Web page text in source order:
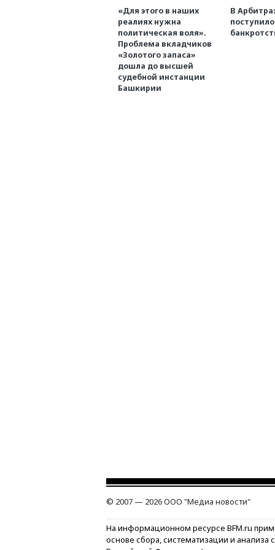
«Для этого в наших
реалиях нужна
политическая воля».
Проблема вкладчиков
«Золотого запаса»
дошла до высшей
судебной инстанции
Башкирии
В
© 2007 — 2026 ООО "Медиа новости"
На информационном ресурсе BFM.ru
основе сбора, систематизации и